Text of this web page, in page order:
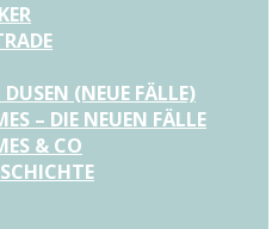
(NEUE FÄLLE)
– DIE NEUEN FÄLLE
& CO